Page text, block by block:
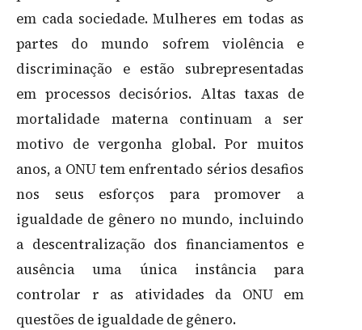
em cada sociedade. Mulheres em todas as
partes do mundo sofrem violência e
discriminação e estão subrepresentadas
em processos decisórios. Altas taxas de
mortalidade materna continuam a ser
motivo de vergonha global. Por muitos
anos, a ONU tem enfrentado sérios desafios
nos seus esforços para promover a
igualdade de gênero no mundo, incluindo
a descentralização dos financiamentos e
ausência uma única instância para
controlar r as atividades da ONU em
questões de igualdade de gênero.